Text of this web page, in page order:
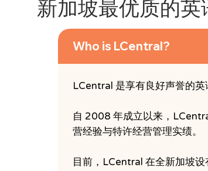
新加坡最优质的
Who is LCentral?
LCentral 是享有良好声誉的英
自 2008 年成立以来，
营经验与特许经营管理实绩。
目前，LCentral 在全新加坡